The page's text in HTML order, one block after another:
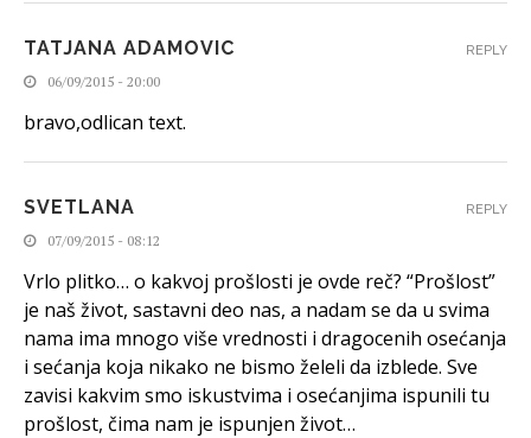
TATJANA ADAMOVIC
06/09/2015 - 20:00
bravo,odlican text.
REPLY
SVETLANA
07/09/2015 - 08:12
Vrlo plitko… o kakvoj prošlosti je ovde reč? “Prošlost”
je naš život, sastavni deo nas, a nadam se da u svima
nama ima mnogo više vrednosti i dragocenih osećanja
i sećanja koja nikako ne bismo želeli da izblede. Sve
zavisi kakvim smo iskustvima i osećanjima ispunili tu
prošlost, čima nam je ispunjen život…
REPLY